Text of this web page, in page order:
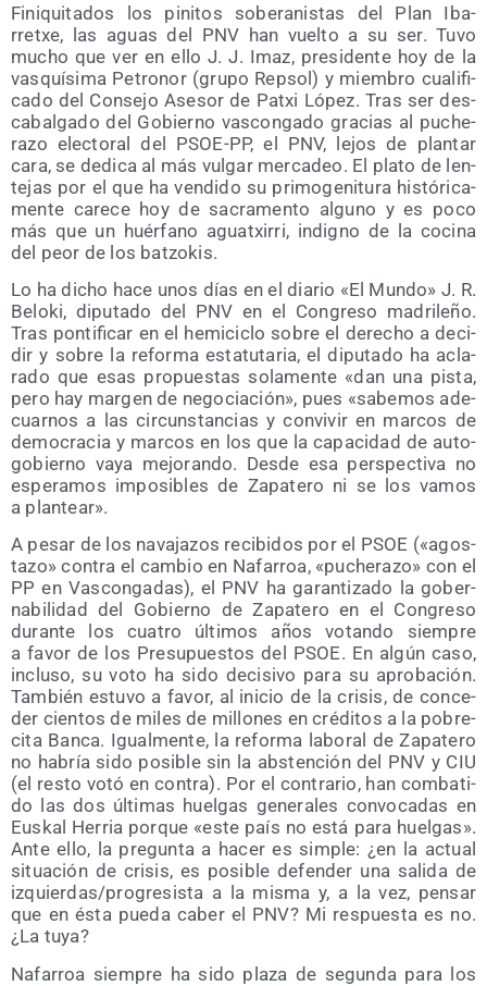
Fini­qui­ta­dos los pini­tos sobe­ra­nis­tas del Plan Iba­
rretxe, las aguas del PNV han vuel­to a su ser. Tuvo
mucho que ver en ello J. J. Imaz, pre­si­den­te hoy de la
vas­quí­si­ma Petro­nor (gru­po Rep­sol) y miem­bro cua­li­fi­
ca­do del Con­se­jo Ase­sor de Patxi López. Tras ser des­
ca­bal­ga­do del Gobierno vas­con­ga­do gra­cias al puche­
ra­zo elec­to­ral del PSOE-PP, el PNV, lejos de plan­tar
cara, se dedi­ca al más vul­gar mer­ca­deo. El pla­to de len­
te­jas por el que ha ven­di­do su pri­mo­ge­ni­tu­ra his­tó­ri­ca­
men­te care­ce hoy de sacra­men­to alguno y es poco
más que un huér­fano aguatxi­rri, indigno de la coci­na
del peor de los batzokis.
Lo ha dicho hace unos días en el dia­rio «El Mun­do» J. R.
Belo­ki, dipu­tado del PNV en el Con­gre­so madri­le­ño.
Tras pon­ti­fi­car en el hemi­ci­clo sobre el dere­cho a deci­
dir y sobre la refor­ma esta­tu­ta­ria, el dipu­tado ha acla­
ra­do que esas pro­pues­tas sola­men­te «dan una pis­ta,
pero hay mar­gen de nego­cia­ción», pues «sabe­mos ade­
cuar­nos a las cir­cuns­tan­cias y con­vi­vir en mar­cos de
demo­cra­cia y mar­cos en los que la capa­ci­dad de auto­
go­bierno vaya mejo­ran­do. Des­de esa pers­pec­ti­va no
espe­ra­mos impo­si­bles de Zapa­te­ro ni se los vamos
a plantear».
A pesar de los nava­ja­zos reci­bi­dos por el PSOE («agos­
ta­zo» con­tra el cam­bio en Nafa­rroa, «puche­ra­zo» con el
PP en Vas­con­ga­das), el PNV ha garan­ti­za­do la gober­
na­bi­li­dad del Gobierno de Zapa­te­ro en el Con­gre­so
duran­te los cua­tro últi­mos años votan­do siem­pre
a favor de los Pre­su­pues­tos del PSOE. En algún caso,
inclu­so, su voto ha sido deci­si­vo para su apro­ba­ción.
Tam­bién estu­vo a favor, al ini­cio de la cri­sis, de con­ce­
der cien­tos de miles de millo­nes en cré­di­tos a la pobre­
ci­ta Ban­ca. Igual­men­te, la refor­ma labo­ral de Zapa­te­ro
no habría sido posi­ble sin la abs­ten­ción del PNV y CIU
(el res­to votó en con­tra). Por el con­tra­rio, han com­ba­ti­
do las dos últi­mas huel­gas gene­ra­les con­vo­ca­das en
Eus­kal Herria por­que «este país no está para huel­gas».
Ante ello, la pre­gun­ta a hacer es sim­ple: ¿en la actual
situa­ción de cri­sis, es posi­ble defen­der una sali­da de
izquierdas/​progresista a la mis­ma y, a la vez, pen­sar
que en ésta pue­da caber el PNV? Mi res­pues­ta es no.
¿La tuya?
Nafa­rroa siem­pre ha sido pla­za de segun­da para los